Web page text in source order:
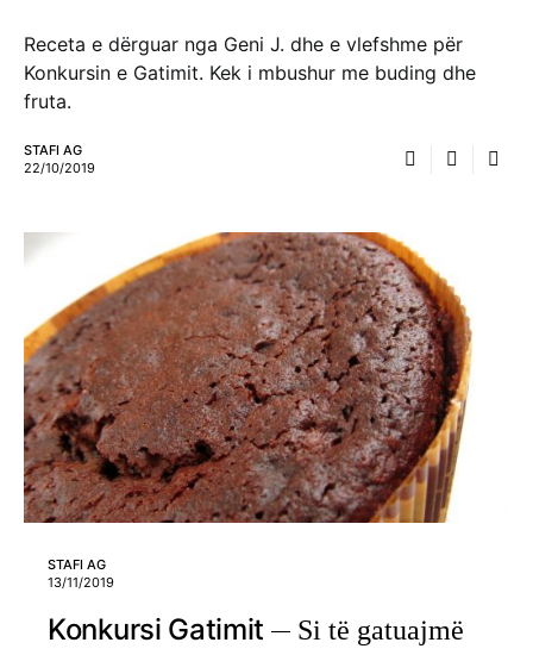
Receta e dërguar nga Geni J. dhe e vlefshme për
Konkursin e Gatimit. Kek i mbushur me buding dhe
fruta.
STAFI AG
22/10/2019
STAFI AG
13/11/2019
Konkursi Gatimit
Si të gatuajmë